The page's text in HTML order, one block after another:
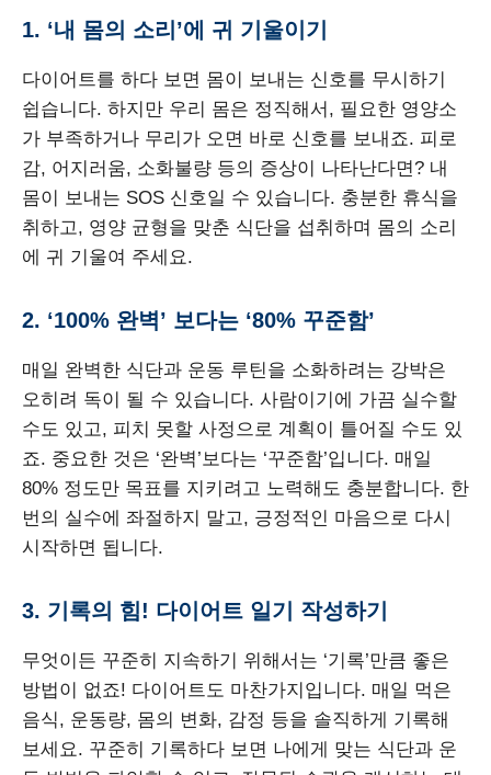
1. ‘내 몸의 소리’에 귀 기울이기
다이어트를 하다 보면 몸이 보내는 신호를 무시하기
쉽습니다. 하지만 우리 몸은 정직해서, 필요한 영양소
가 부족하거나 무리가 오면 바로 신호를 보내죠. 피로
감, 어지러움, 소화불량 등의 증상이 나타난다면? 내
몸이 보내는 SOS 신호일 수 있습니다. 충분한 휴식을
취하고, 영양 균형을 맞춘 식단을 섭취하며 몸의 소리
에 귀 기울여 주세요.
2. ‘100% 완벽’ 보다는 ‘80% 꾸준함’
매일 완벽한 식단과 운동 루틴을 소화하려는 강박은
오히려 독이 될 수 있습니다. 사람이기에 가끔 실수할
수도 있고, 피치 못할 사정으로 계획이 틀어질 수도 있
죠. 중요한 것은 ‘완벽’보다는 ‘꾸준함’입니다. 매일
80% 정도만 목표를 지키려고 노력해도 충분합니다. 한
번의 실수에 좌절하지 말고, 긍정적인 마음으로 다시
시작하면 됩니다.
3. 기록의 힘! 다이어트 일기 작성하기
무엇이든 꾸준히 지속하기 위해서는 ‘기록’만큼 좋은
방법이 없죠! 다이어트도 마찬가지입니다. 매일 먹은
음식, 운동량, 몸의 변화, 감정 등을 솔직하게 기록해
보세요. 꾸준히 기록하다 보면 나에게 맞는 식단과 운